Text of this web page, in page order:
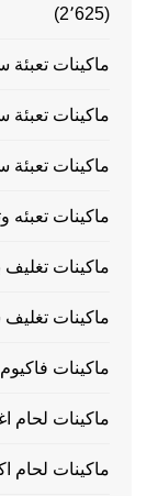
(2٬625)
ماكينات
ماكينات تعبئة
ماكينات
ماكينات تعبئه
ماكينات تغليف
ماكينات
ماكينات فاكيوم
ماكينات لحام
ماكينات لحام